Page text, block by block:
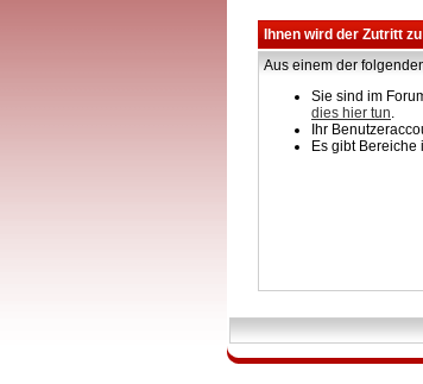
Ihnen wird der Zutritt
Aus einem der
Sie sind im
dies hier tun.
Ihr
Es gibt